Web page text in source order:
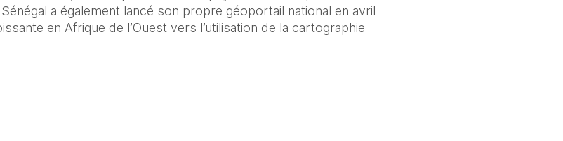
a également lancé son propre géoportail national en avril
en Afrique de l’Ouest vers l’utilisation de la cartographie